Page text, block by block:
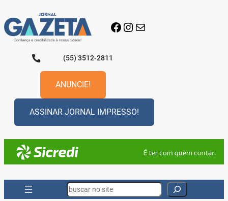
para
o
conteúdo
Facebook
Instagram
E-mail
(55) 3512-2811
ANUNCIE!
ASSINAR JORNAL IMPRESSO!
Search